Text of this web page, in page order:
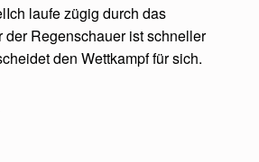
laufe zügig durch das
der Regenschauer ist schneller
den Wettkampf für sich.